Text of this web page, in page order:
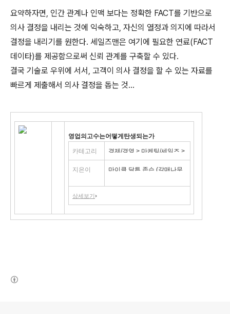
요약하자면, 인간 관계나 인맥 보다는 정확한 FACT를 기반으로
의사 결정을 내리는 것에 익숙하고, 자신의 열정과 의지에 따라서
결정을 내리기를 원한다. 세일즈맨은 여기에 필요한 연료(FACT
데이타)를 제공함으로써 신뢰 관계를 구축할 수 있다.
결국 기술로 우위에 서서, 고객이 의사 결정을 할 수 있는 자료를
빠르게 제출해서 의사 결정을 돕는 것...
영업의고수는어떻게탄생되는가
카테고리
경제/경영 > 마케팅/세일즈 >
CS/세일즈 > 세일즈기법
지은이
마이클 달튼 존슨 (갈매나무,
상세보기